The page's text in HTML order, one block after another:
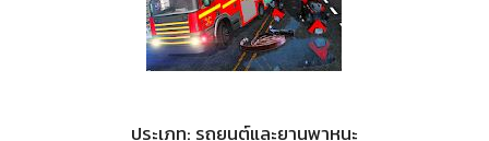
ประเภท: รถยนต์และยานพาหนะ